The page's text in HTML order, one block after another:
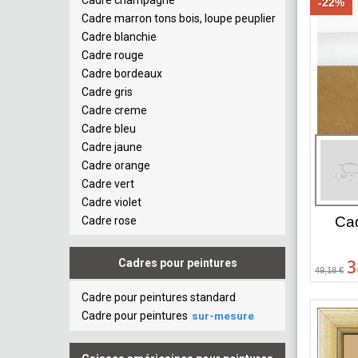
Cadre marron tons bois, loupe peuplier
Cadre blanchie
Cadre rouge
Cadre bordeaux
Cadre gris
Cadre creme
Cadre bleu
Cadre jaune
Cadre orange
Cadre vert
Cadre violet
Cadre rose
Cadres pour peintures
Cadre pour peintures standard
Cadre pour peintures sur-mesure
49,18 €